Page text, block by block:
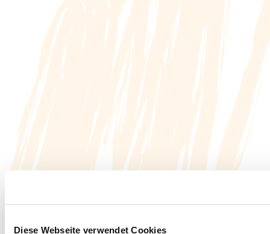
Diese Webseite verwendet Cookies